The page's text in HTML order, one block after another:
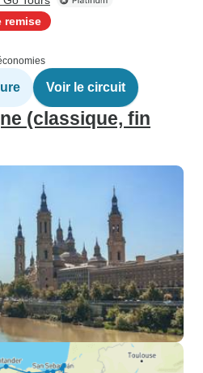
remise
Voir le circuit
(classique, fin